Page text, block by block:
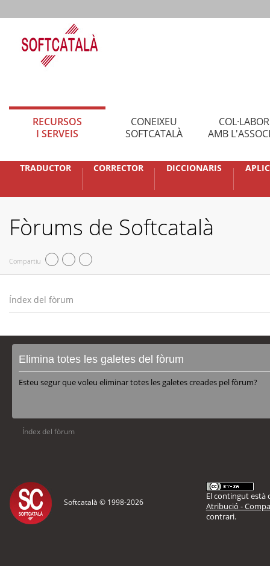
RECURSOS
I SERVEIS
CONEIXEU
SOFTCATALÀ
AMB
TRADUCTOR CORRECTOR DICCIONARIS
Fòrums de Softcatalà
Compartiu
Índex del fòrum
Elimina totes les galetes del fòrum
Esteu segur que voleu eliminar totes les galetes creades pel fòrum?
Índex del fòrum
Softcatalà © 1998-2026
El contingut està
Atribució -
contrari.